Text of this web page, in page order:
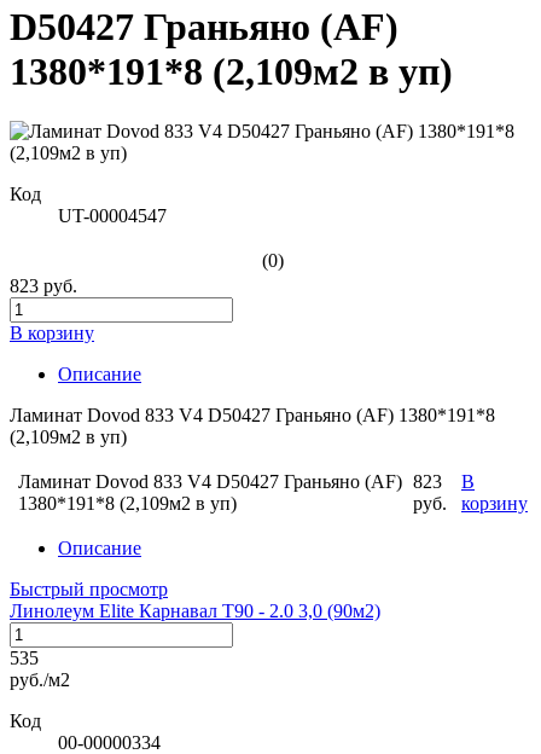
D50427 Граньяно (AF)
1380*191*8 (2,109м2 в уп)
Код
UT-00004547
(0)
823 руб.
В корзину
Описание
Ламинат Dovod 833 V4 D50427 Граньяно (AF) 1380*191*8
(2,109м2 в уп)
Ламинат Dovod 833 V4 D50427 Граньяно (AF)
1380*191*8 (2,109м2 в уп)
823
руб.
В
корзину
Описание
Быстрый просмотр
Линолеум Elite Карнавал Т90 - 2.0 3,0 (90м2)
535
руб./м2
Код
00-00000334